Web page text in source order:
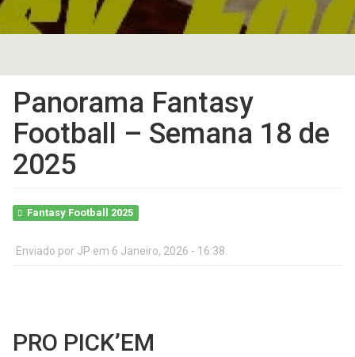
Panorama Fantasy
Football – Semana 18 de
2025
Fantasy Football 2025
Enviado por JP em 6 Janeiro, 2026 - 16:38.
PRO PICK’EM